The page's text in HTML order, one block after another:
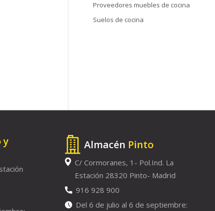
Proveedores muebles de cocina
Suelos de cocina
y
Almacén Pinto
C/ Cormoranes, 1- Pol.Ind. La
Estación 28320 Pinto- Madrid
916 928 900
Del 6 de julio al 6 de septiembre: